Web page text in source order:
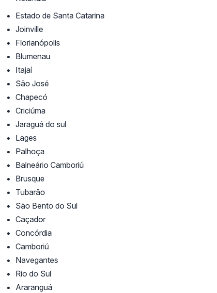
Estado de Santa Catarina
Joinville
Florianópolis
Blumenau
Itajaí
São José
Chapecó
Criciúma
Jaraguá do sul
Lages
Palhoça
Balneário Camboriú
Brusque
Tubarão
São Bento do Sul
Caçador
Concórdia
Camboriú
Navegantes
Rio do Sul
Araranguá